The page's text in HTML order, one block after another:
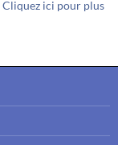
Cliquez ici pour plus